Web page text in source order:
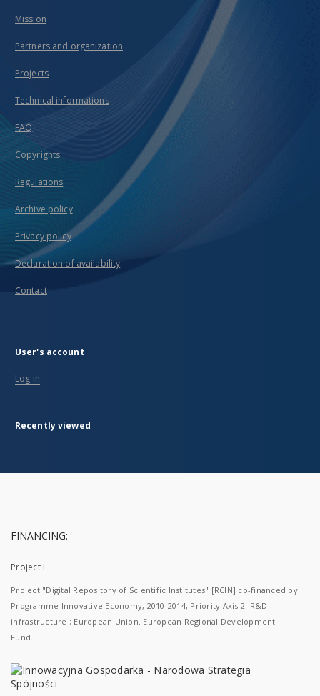
Mission
Partners and organization
Projects
Technical informations
FAQ
Copyrights
Regulations
Archive policy
Privacy policy
Declaration of availability
Contact
User's account
Log in
Recently viewed
FINANCING:
Project I
Project "Digital Repository of Scientific Institutes" [RCIN] co-financed by
Programme Innovative Economy, 2010-2014, Priority Axis 2. R&D
infrastructure ; European Union. European Regional Development
Fund.